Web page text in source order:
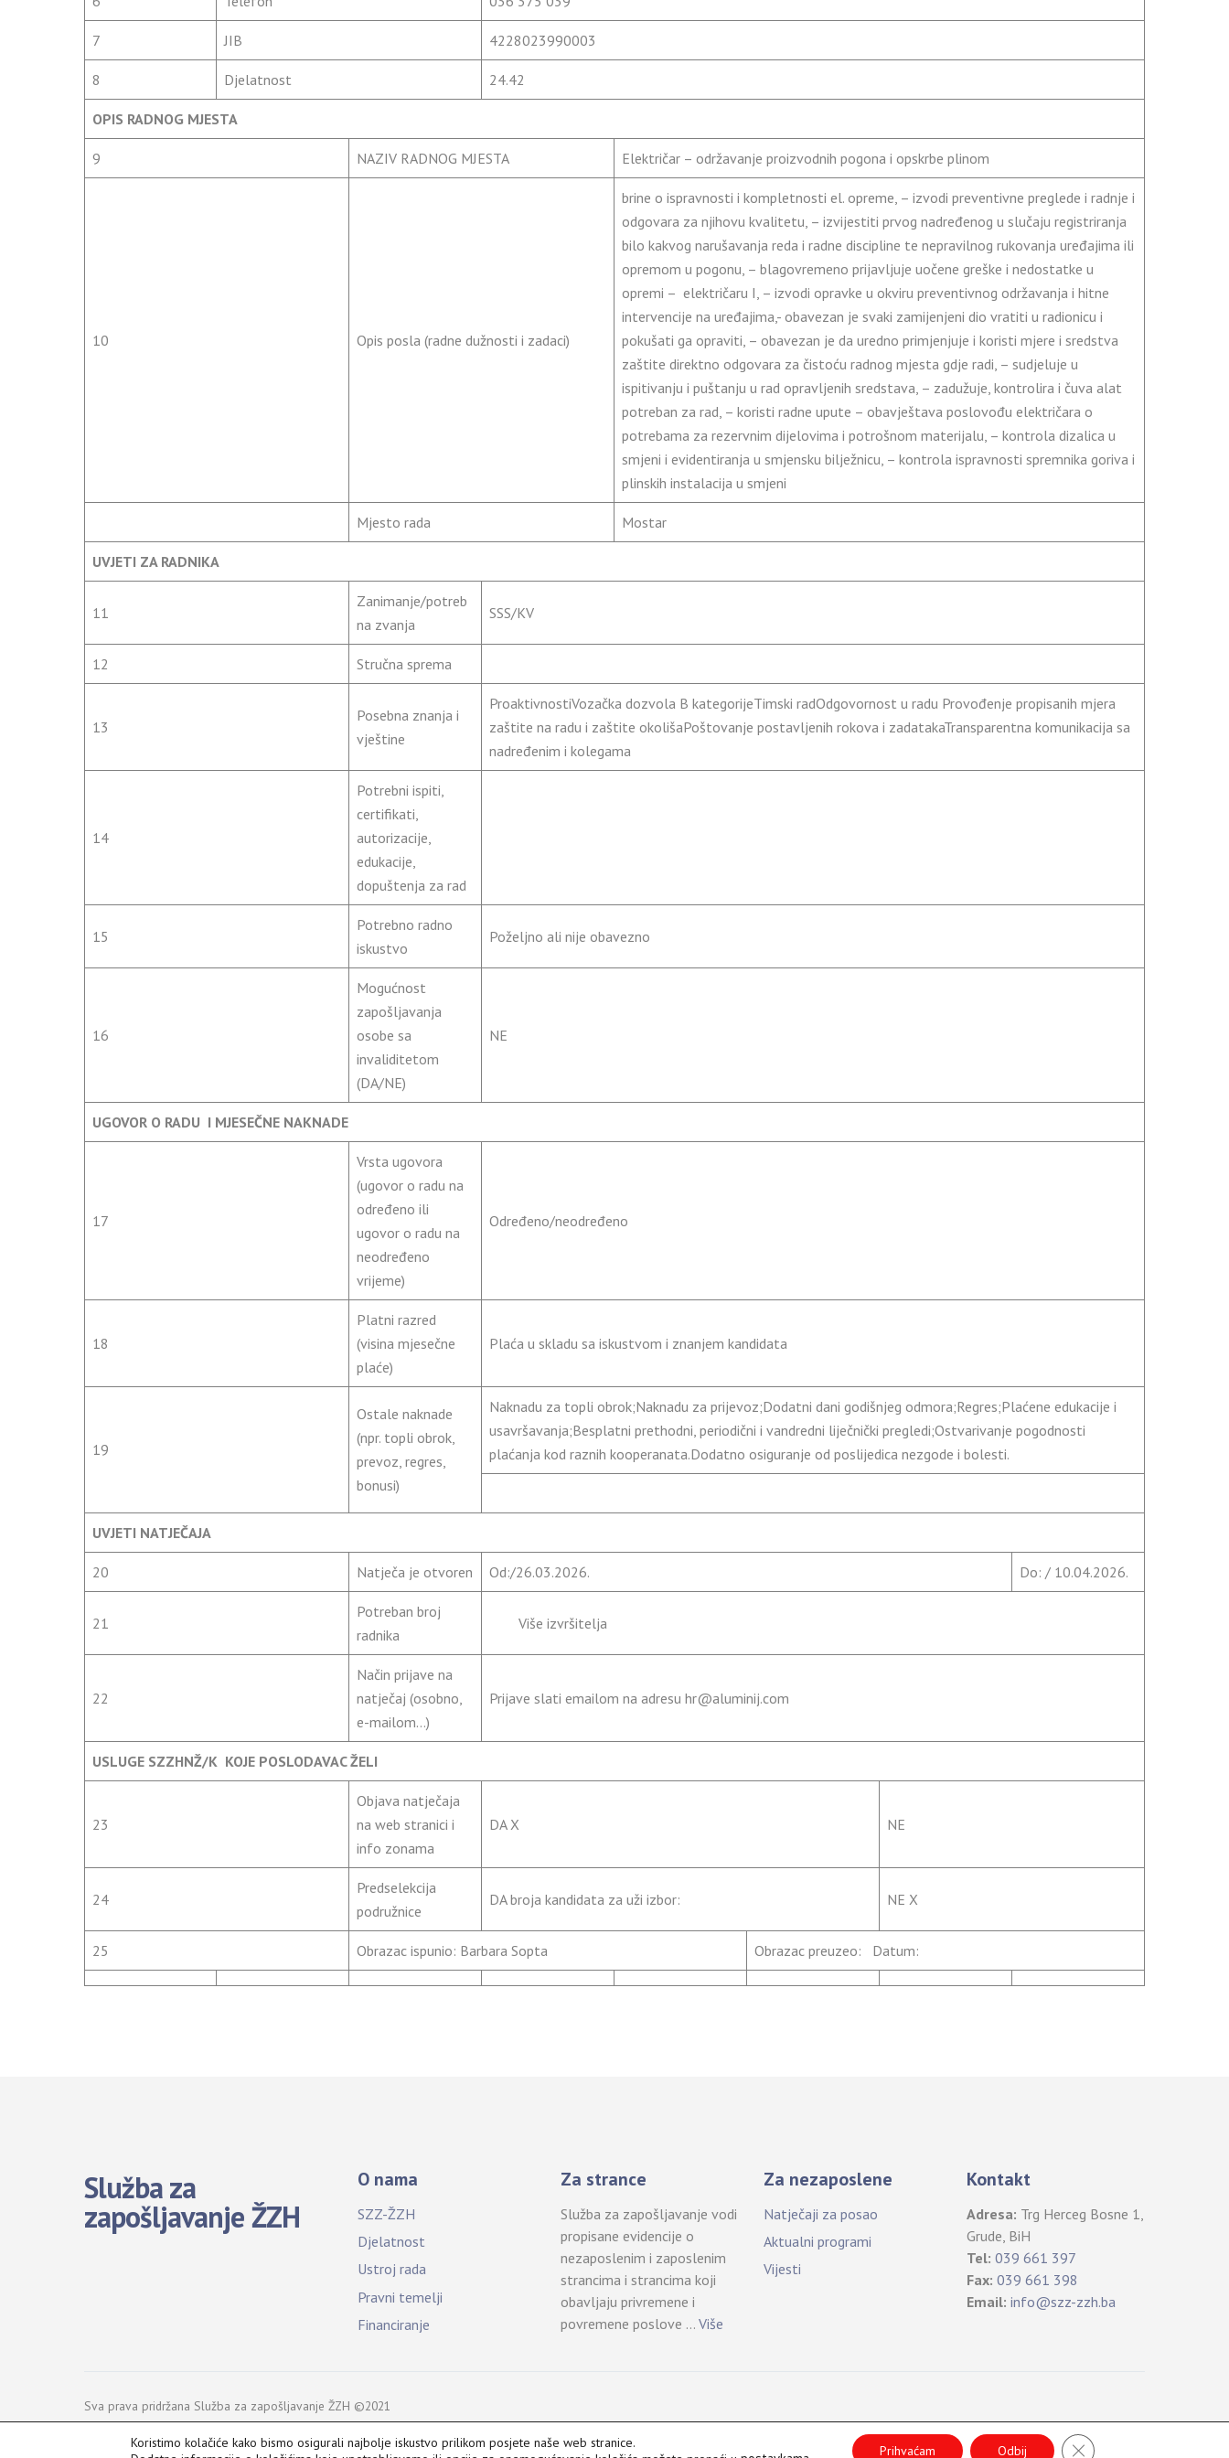
7 JIB 4228023990003
8 Djelatnost 24.42
OPIS RADNOG MJESTA
9 NAZIV RADNOG MJESTA Električar – održavanje proizvodnih pogona i opskrbe plinom
10 Opis posla (radne dužnosti i zadaci)
brine o ispravnosti i kompletnosti el. opreme, – izvodi preventivne preglede i radnje i
odgovara za njihovu kvalitetu, – izvijestiti prvog nadređenog u slučaju registriranja
bilo kakvog narušavanja reda i radne discipline te nepravilnog rukovanja uređajima ili
opremom u pogonu, – blagovremeno prijavljuje uočene greške i nedostatke u
opremi – električaru I, – izvodi opravke u okviru preventivnog održavanja i hitne
intervencije na uređajima,- obavezan je svaki zamijenjeni dio vratiti u radionicu i
pokušati ga opraviti, – obavezan je da uredno primjenjuje i koristi mjere i sredstva
zaštite direktno odgovara za čistoću radnog mjesta gdje radi, – sudjeluje u
ispitivanju i puštanju u rad opravljenih sredstava, – zadužuje, kontrolira i čuva alat
potreban za rad, – koristi radne upute – obavještava poslovođu električara o
potrebama za rezervnim dijelovima i potrošnom materijalu, – kontrola dizalica u
smjeni i evidentiranja u smjensku bilježnicu, – kontrola ispravnosti spremnika goriva i
plinskih instalacija u smjeni
Mjesto rada Mostar
UVJETI ZA RADNIKA
11
Zanimanje/potreb
na zvanja
SSS/KV
12 Stručna sprema
13
Posebna znanja i
vještine
ProaktivnostiVozačka dozvola B kategorijeTimski radOdgovornost u radu Provođenje propisanih mjera
zaštite na radu i zaštite okolišaPoštovanje postavljenih rokova i zadatakaTransparentna komunikacija sa
nadređenim i kolegama
14
Potrebni ispiti,
certifikati,
autorizacije,
edukacije,
dopuštenja za rad
15
Potrebno radno
iskustvo
Poželjno ali nije obavezno
16
Mogućnost
zapošljavanja
osobe sa
invaliditetom
(DA/NE)
NE
UGOVOR O RADU I MJESEČNE NAKNADE
17
Vrsta ugovora
(ugovor o radu na
određeno ili
ugovor o radu na
neodređeno
vrijeme)
Određeno/neodređeno
18
Platni razred
(visina mjesečne
plaće)
Plaća u skladu sa iskustvom i znanjem kandidata
19
Ostale naknade
(npr. topli obrok,
prevoz, regres,
bonusi)
Naknadu za topli obrok;Naknadu za prijevoz;Dodatni dani godišnjeg odmora;Regres;Plaćene edukacije i
usavršavanja;Besplatni prethodni, periodični i vandredni liječnički pregledi;Ostvarivanje pogodnosti
plaćanja kod raznih kooperanata.Dodatno osiguranje od poslijedica nezgode i bolesti.
UVJETI NATJEČAJA
20 Natječa je otvoren Od:/26.03.2026. Do: / 10.04.2026.
21
Potreban broj
radnika
Više izvršitelja
22
Način prijave na
natječaj (osobno,
e-mailom…)
Prijave slati emailom na adresu hr@aluminij.com
USLUGE SZZHNŽ/K KOJE POSLODAVAC ŽELI
23
Objava natječaja
na web stranici i
info zonama
DA X NE
24
Predselekcija
podružnice
DA broja kandidata za uži izbor: NE X
25 Obrazac ispunio: Barbara Sopta Obrazac preuzeo: Datum:
Služba za
zapošljavanje ŽZH
O nama
SZZ-ŽZH
Djelatnost
Ustroj rada
Pravni temelji
Financiranje
Za strance
Služba za zapošljavanje vodi
propisane evidencije o
nezaposlenim i zaposlenim
strancima i strancima koji
obavljaju privremene i
povremene poslove …Više
Za nezaposlene
Natječaji za posao
Aktualni programi
Vijesti
Kontakt
Adresa: Trg Herceg Bosne 1,
Grude, BiH
Tel: 039 661 397
Fax: 039 661 398
Email: info@szz-zzh.ba
Sva prava pridržana Služba za zapošljavanje ŽZH ©2021
Koristimo kolačiće kako bismo osigurali najbolje iskustvo prilikom posjete naše web stranice.
Prihvaćam Odbij CLOSE GDPR COOKIE